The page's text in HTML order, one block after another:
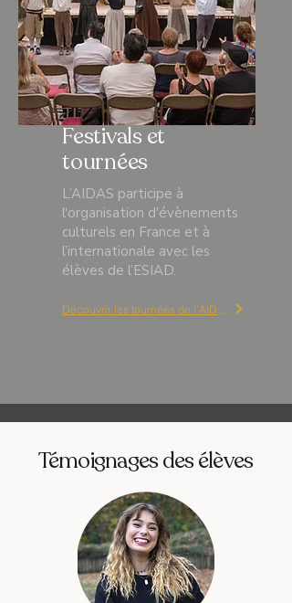
Festivals et
tournées
L’AIDAS participe à
l'organisation d'évènements
culturels en France et à
l’internationale avec les
élèves de l’ESIAD.
Témoignages des élèves